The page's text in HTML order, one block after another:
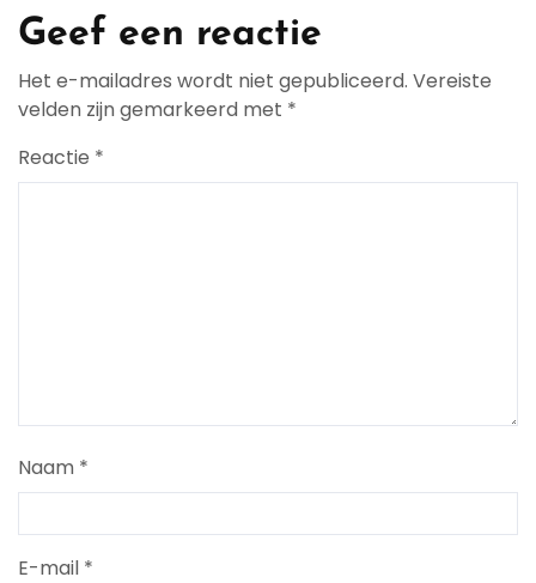
Geef een reactie
Het e-mailadres wordt niet gepubliceerd. Vereiste
velden zijn gemarkeerd met *
Reactie *
Naam *
E-mail *